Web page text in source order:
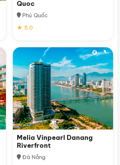
Quoc
Phú Quốc
★ 5.0
Melia Vinpearl Danang
Riverfront
Đà Nẵng